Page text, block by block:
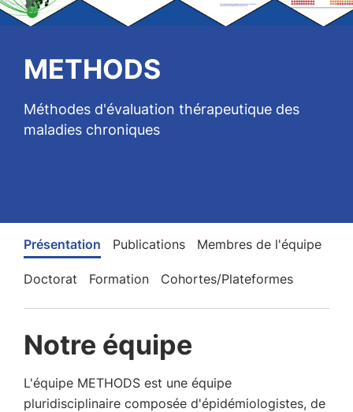
METHODS
Méthodes d'évaluation thérapeutique des
maladies chroniques
Présentation Publications Membres de l'équipe
Doctorat Formation Cohortes/Plateformes
Notre équipe
L'équipe METHODS est une équipe
pluridisciplinaire composée d'épidémiologistes, de